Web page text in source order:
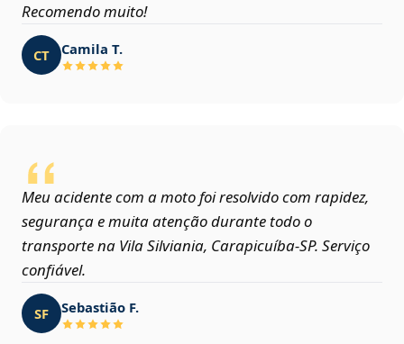
Recomendo muito!
CT Camila T.
Meu acidente com a moto foi resolvido com rapidez,
segurança e muita atenção durante todo o
transporte na Vila Silviania, Carapicuíba‑SP. Serviço
confiável.
SF Sebastião F.